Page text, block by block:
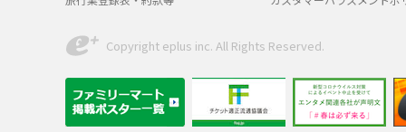
Copyright eplus inc. All Rights Reserved.